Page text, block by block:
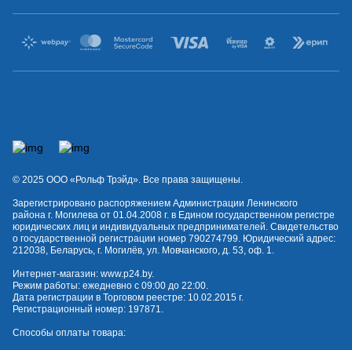
© 2025 OOO «Рольф Трэйд». Все права защищены.
Зарегистрировано распоряжением Администрации Ленинского
района г. Могилева от 01.04.2008 г. в Едином государственном регистре
юридических лиц и индивидуальных предпринимателей. Свидетельство
о государственной регистрации номер 790274799. Юридический адрес:
212038, Беларусь, г. Могилёв, ул. Мовчанского, д. 53, оф. 1.
Интернет-магазин: www.p24.by.
Режим работы: ежедневно с 09:00 до 22:00.
Дата регистрации в Торговом реестре: 10.02.2015 г.
Регистрационный номер: 197871.
Способы оплаты товара: